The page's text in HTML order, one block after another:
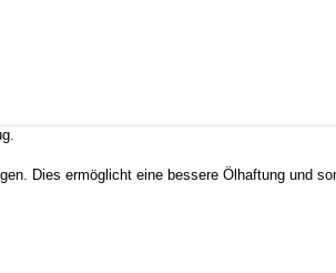
Dies ermöglicht eine bessere Ölhaftung und